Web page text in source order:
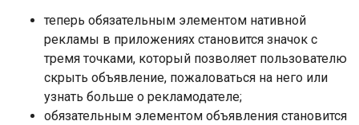
теперь обязательным элементом нативной
рекламы в приложениях становится значок с
тремя точками, который позволяет пользователю
скрыть объявление, пожаловаться на него или
узнать больше о рекламодателе;
обязательным элементом объявления становится